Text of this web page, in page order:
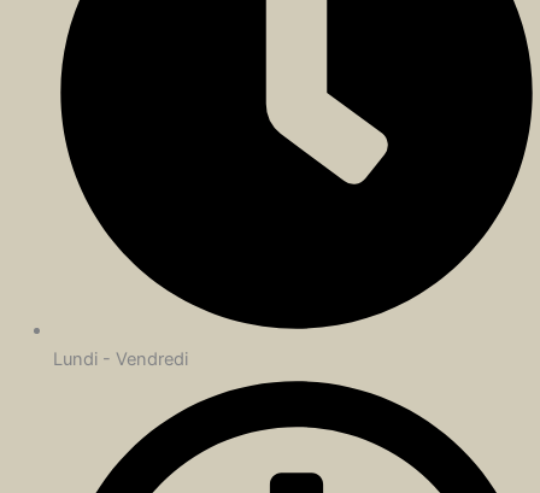
Lundi - Vendredi